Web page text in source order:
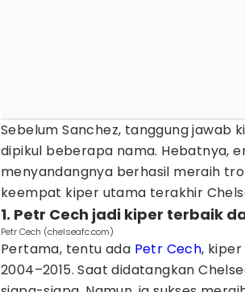
Sebelum Sanchez, tanggung jawab
dipikul beberapa nama. Hebatnya,
menyandangnya berhasil meraih
keempat kiper utama terakhir
1. Petr Cech jadi kiper terbaik
Petr Cech (chelseafc.com)
Pertama, tentu ada Petr Cech,
2004–2015. Saat didatangkan